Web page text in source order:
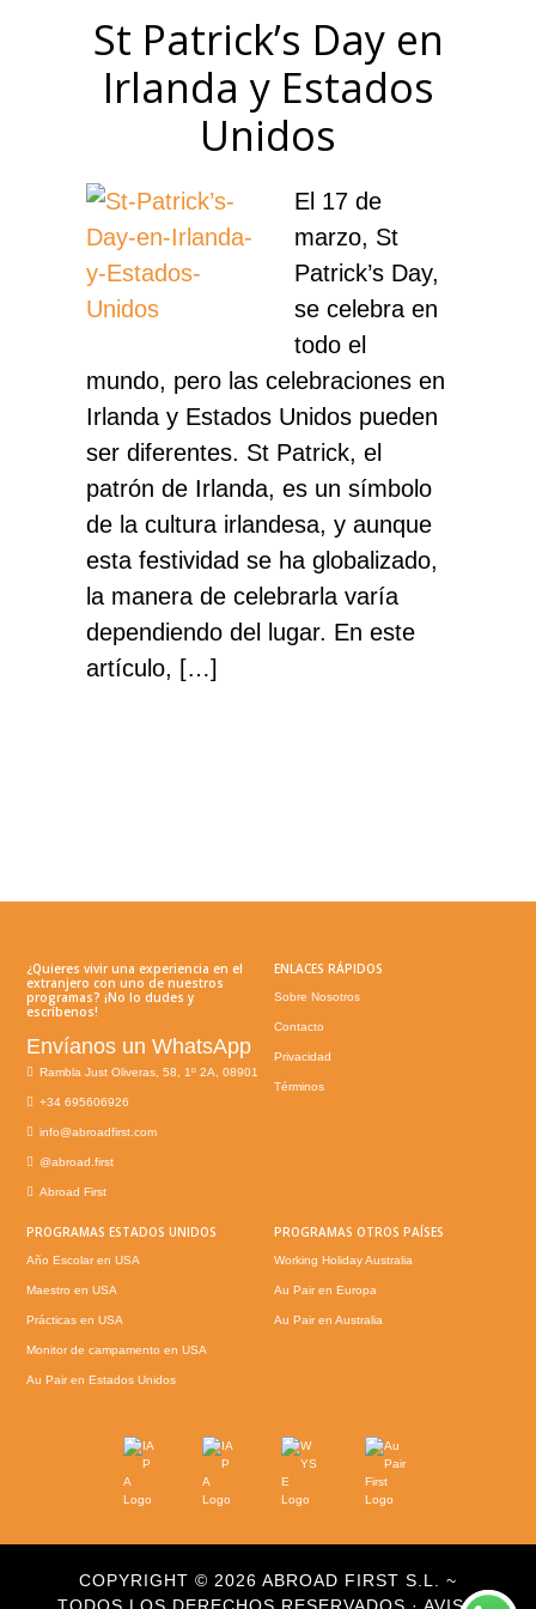
St Patrick’s Day en
Irlanda y Estados
Unidos
El 17 de
marzo, St
Patrick’s Day,
se celebra en
todo el
mundo, pero las celebraciones en
Irlanda y Estados Unidos pueden
ser diferentes. St Patrick, el
patrón de Irlanda, es un símbolo
de la cultura irlandesa, y aunque
esta festividad se ha globalizado,
la manera de celebrarla varía
dependiendo del lugar. En este
artículo, […]
¿Quieres vivir una experiencia en el
extranjero con uno de nuestros
programas? ¡No lo dudes y
escríbenos!
Envíanos un WhatsApp
Rambla Just Oliveras, 58, 1º 2A, 08901
+34 695606926
info@abroadfirst.com
@abroad.first
Abroad First
ENLACES RÁPIDOS
Sobre Nosotros
Contacto
Privacidad
Términos
PROGRAMAS ESTADOS UNIDOS
Año Escolar en USA
Maestro en USA
Prácticas en USA
Monitor de campamento en USA
Au Pair en Estados Unidos
PROGRAMAS OTROS PAÍSES
Working Holiday Australia
Au Pair en Europa
Au Pair en Australia
COPYRIGHT © 2026 ABROAD FIRST S.L. ~